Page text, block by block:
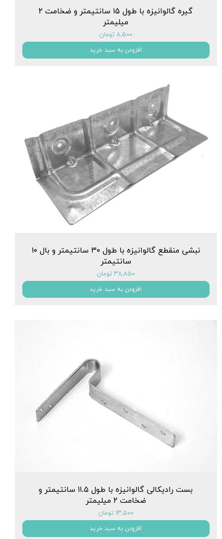
گیره گالوانیزه با طول ۱۵ سانتیمتر و ضخامت ۲
میلیمتر
۸,۵۰۰ تومان
افزودن به سبد خرید
نبشی منقطع گالوانیزه با طول ۳۰ سانتیمتر و بال ۱۰
سانتیمتر
۳۸,۸۵۰ تومان
افزودن به سبد خرید
بست رادیکالی گالوانیزه با طول ۱۱.۵ سانتیمتر و
ضخامت ۲ میلیمتر
۱۳,۵۰۰ تومان
افزودن به سبد خرید